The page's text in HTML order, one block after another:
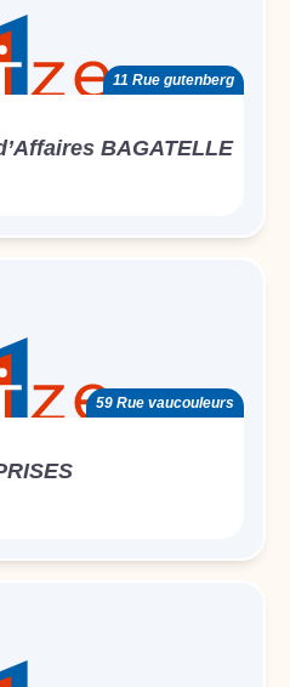
11 Rue gutenberg
BAGATELLE
59 Rue vaucouleurs